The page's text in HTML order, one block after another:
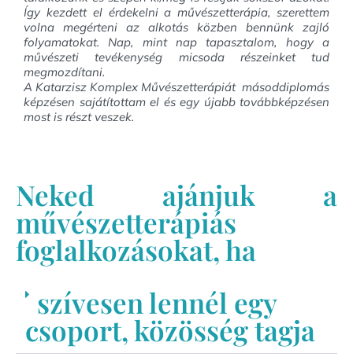
Így kezdett el érdekelni a művészetterápia, szerettem
volna megérteni az alkotás közben bennünk zajló
folyamatokat. Nap, mint nap tapasztalom, hogy a
művészeti tevékenység micsoda részeinket tud
megmozdítani.
A Katarzisz Komplex Művészetterápiát másoddiplomás
képzésen sajátítottam el és egy újabb továbbképzésen
most is részt veszek.
Neked ajánjuk a
művészetterápiás
foglalkozásokat, ha
szívesen lennél egy
csoport, közösség tagja